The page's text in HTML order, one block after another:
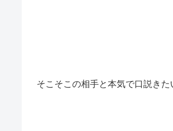
そこそこの相手と本気で口説き